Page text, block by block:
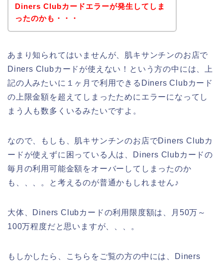
Diners Clubカードエラーが発生してしま
ったのかも・・・
あまり知られてはいませんが、肌キサンチンのお店で
Diners Clubカードが使えない！という方の中には、上
記の人みたいに１ヶ月で利用できるDiners Clubカード
の上限金額を超えてしまったためにエラーになってし
まう人も数多くいるみたいですよ。
なので、もしも、肌キサンチンのお店でDiners Clubカ
ードが使えずに困っている人は、Diners Clubカードの
毎月の利用可能金額をオーバーしてしまったのか
も、、、。と考えるのが普通かもしれません♪
大体、Diners Clubカードの利用限度額は、月50万～
100万程度だと思いますが、、、。
もしかしたら、こちらをご覧の方の中には、Diners